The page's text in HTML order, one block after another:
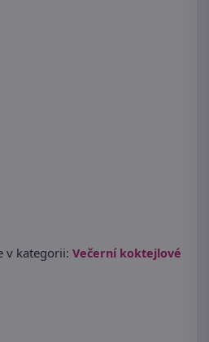
v kategorii: Večerní koktejlové